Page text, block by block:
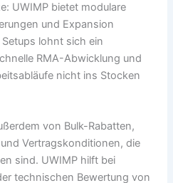
UWIMP bietet modulare
und Expansion
lohnt sich ein
RMA-Abwicklung und
nicht ins Stocken
von Bulk-Rabatten,
Vertragskonditionen, die
sind. UWIMP hilft bei
technischen Bewertung von